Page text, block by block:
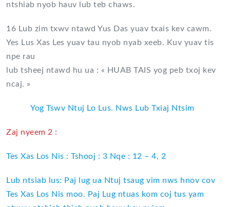
ntshiab nyob hauv lub teb chaws.
16 Lub zim txwv ntawd Yus Das yuav txais kev cawm.
Yes Lus Xas Les yuav tau nyob nyab xeeb. Kuv yuav tis
npe rau
lub tsheej ntawd hu ua : « HUAB TAIS yog peb txoj kev
ncaj. »
Yog Tswv Ntuj Lo Lus. Nws Lub Txiaj Ntsim
Zaj nyeem 2 :
Tes Xas Los Nis : Tshooj : 3 Nqe : 12 – 4, 2
Lub ntsiab lus: Paj lug ua Ntuj tsaug vim nws hnov cov
Tes Xas Los Nis moo. Paj Lug ntuas kom coj tus yam